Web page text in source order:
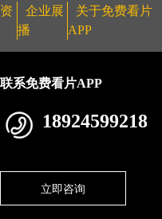
企业展
播
关于免费看片
APP
联系免费看片APP
18924599218
立即咨询